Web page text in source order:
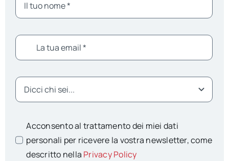
Acconsento al trattamento dei miei dati
personali per ricevere la vostra newsletter, come
descritto nella Privacy Policy